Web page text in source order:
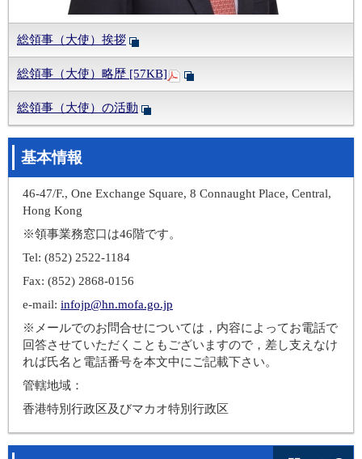
総領事（大使）挨拶
総領事（大使）略歴 [57KB]
総領事（大使）の活動
基本情報
46-47/F., One Exchange Square, 8 Connaught Place, Central,
Hong Kong
※領事業務窓口は46階です。
Tel: (852) 2522-1184
Fax: (852) 2868-0156
e-mail: infojp@hn.mofa.go.jp
※メールでのお問合せについては，内容によってお電話で
回答させていただくこともございますので，差し支えなけ
れば氏名と電話番号を本文中にご記載下さい。
管轄地域：
香港特別行政区及びマカオ特別行政区